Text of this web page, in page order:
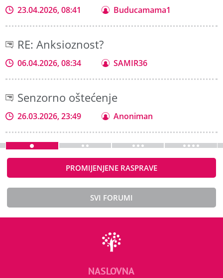
23.04.2026, 08:41 Buducamama1
RE: Anksioznost?
06.04.2026, 08:34 SAMIR36
Senzorno oštećenje
26.03.2026, 23:49 Anoniman
PROMIJENJENE RASPRAVE
SVI FORUMI
NASLOVNA